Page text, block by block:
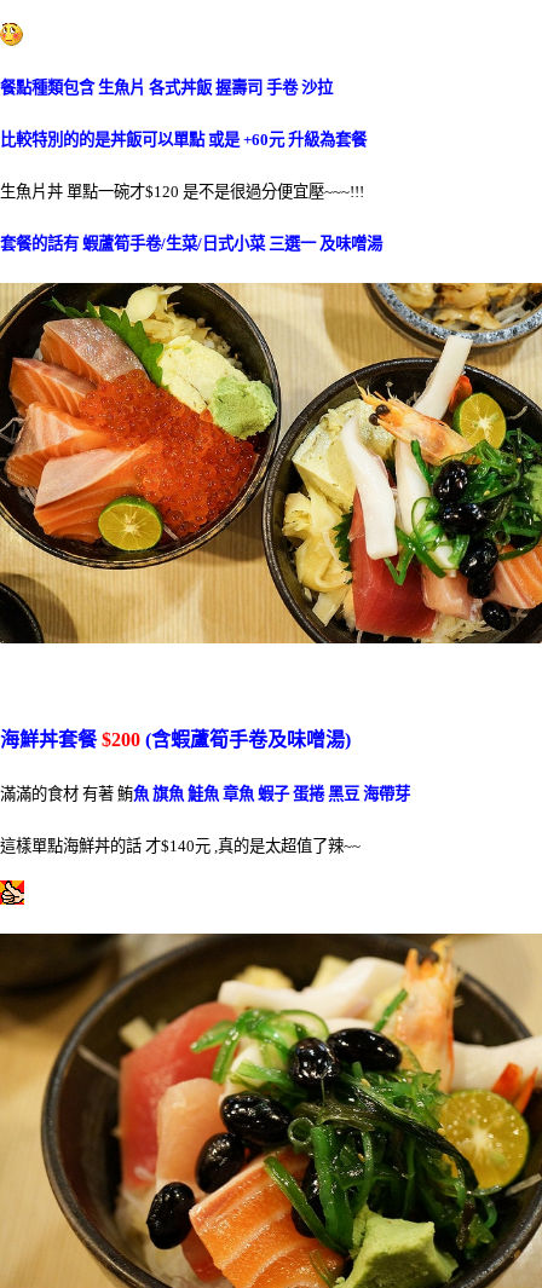
餐點種類包含 生魚片 各式丼飯 握壽司 手卷 沙拉
比較特別的的是丼飯可以單點 或是 +60元 升級為套餐
生魚片丼 單點一碗才$120 是不是很過分便宜壓~~~!!!
套餐的話有 蝦蘆筍手卷/生菜/日式小菜 三選一 及味噌湯
海鮮丼套餐$200 (含蝦蘆筍手卷及味噌湯)
滿滿的食材 有著 鮪魚 旗魚 鮭魚 章魚 蝦子 蛋捲 黑豆 海帶芽
這樣單點海鮮丼的話 才$140元 ,真的是太超值了辣~~